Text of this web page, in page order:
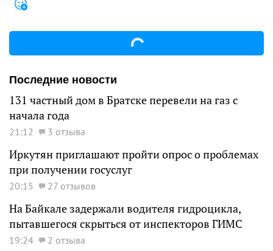
Последние новости
131 частный дом в Братске перевели на газ с
начала года
21:12 3 отзыва
Иркутян приглашают пройти опрос о проблемах
при получении госуслуг
20:15 27 отзывов
На Байкале задержали водителя гидроцикла,
пытавшегося скрыться от инспекторов ГИМС
19:24 2 отзыва